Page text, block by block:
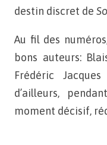
destin discret de
Au fil des
bons auteurs:
Frédéric
d’ailleurs,
moment décisif,